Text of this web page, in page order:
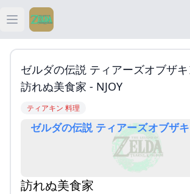
Open main menu
ティアキン
ティアキン 祠
ティアキン 攻略
ゼルダの伝説 ティアーズオブザ
訪れぬ美食家 - NJOY
ティアキン 料理
ゼルダの伝説 ティアーズオブザ
訪れぬ美食家